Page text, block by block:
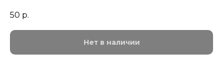
50 р.
Нет в наличии